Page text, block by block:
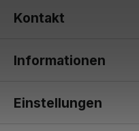
Kontakt
Informationen
Einstellungen